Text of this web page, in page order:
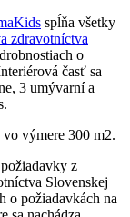
spĺňa všetky
zdravotníctva
o
časť sa
3 umývarní a
výmere 300 m2.
z
Slovenskej
o požiadavkách na